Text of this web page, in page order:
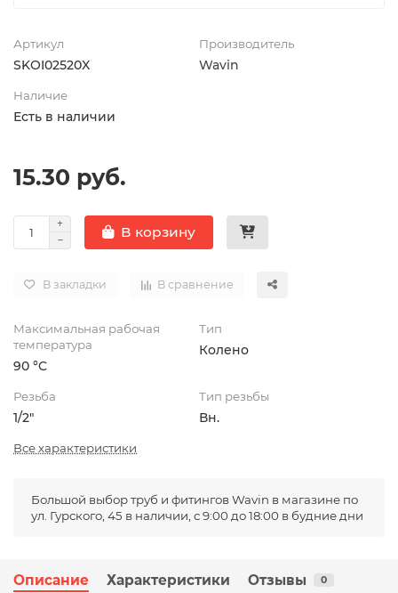
Артикул
SKOI02520X
Производитель
Wavin
Наличие
Есть в наличии
15.30 руб.
В корзину
В закладки В сравнение
Максимальная рабочая
температура
90 °C
Тип
Колено
Резьба
1/2"
Тип резьбы
Вн.
Все характеристики
Большой выбор труб и фитингов Wavin в магазине по
ул. Гурского, 45 в наличии, с 9:00 до 18:00 в будние дни
Описание Характеристики Отзывы 0